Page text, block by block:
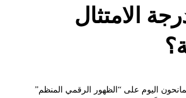
الامتثال
اليوم على “الظهور الرقمي المنظم”